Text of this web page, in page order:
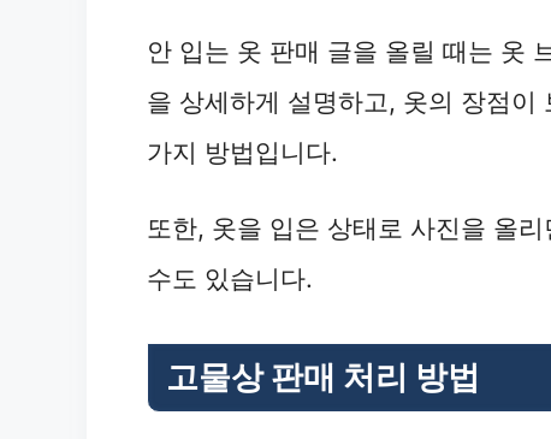
안 입는 옷 판매 글을 올릴 때는 옷
을 상세하게 설명하고, 옷의 장점
가지 방법입니다.
또한, 옷을 입은 상태로 사진을 올
수도 있습니다.
고물상 판매 처리 방법